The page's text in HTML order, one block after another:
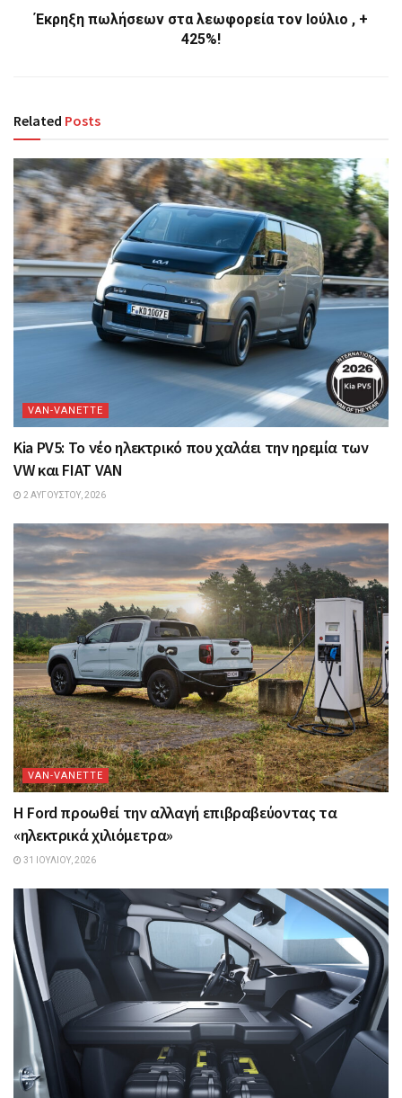
Έκρηξη πωλήσεων στα λεωφορεία τον Ιούλιο , +
425%!
Related Posts
VAN-VANETTΕ
Kia PV5: Το νέο ηλεκτρικό που χαλάει την ηρεμία των
VW και FIAT VAN
2 ΑΥΓΟΎΣΤΟΥ, 2026
VAN-VANETTΕ
Η Ford προωθεί την αλλαγή επιβραβεύοντας τα
«ηλεκτρικά χιλιόμετρα»
31 ΙΟΥΛΊΟΥ, 2026